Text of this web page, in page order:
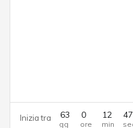
Inizia tra 63 0 12 46